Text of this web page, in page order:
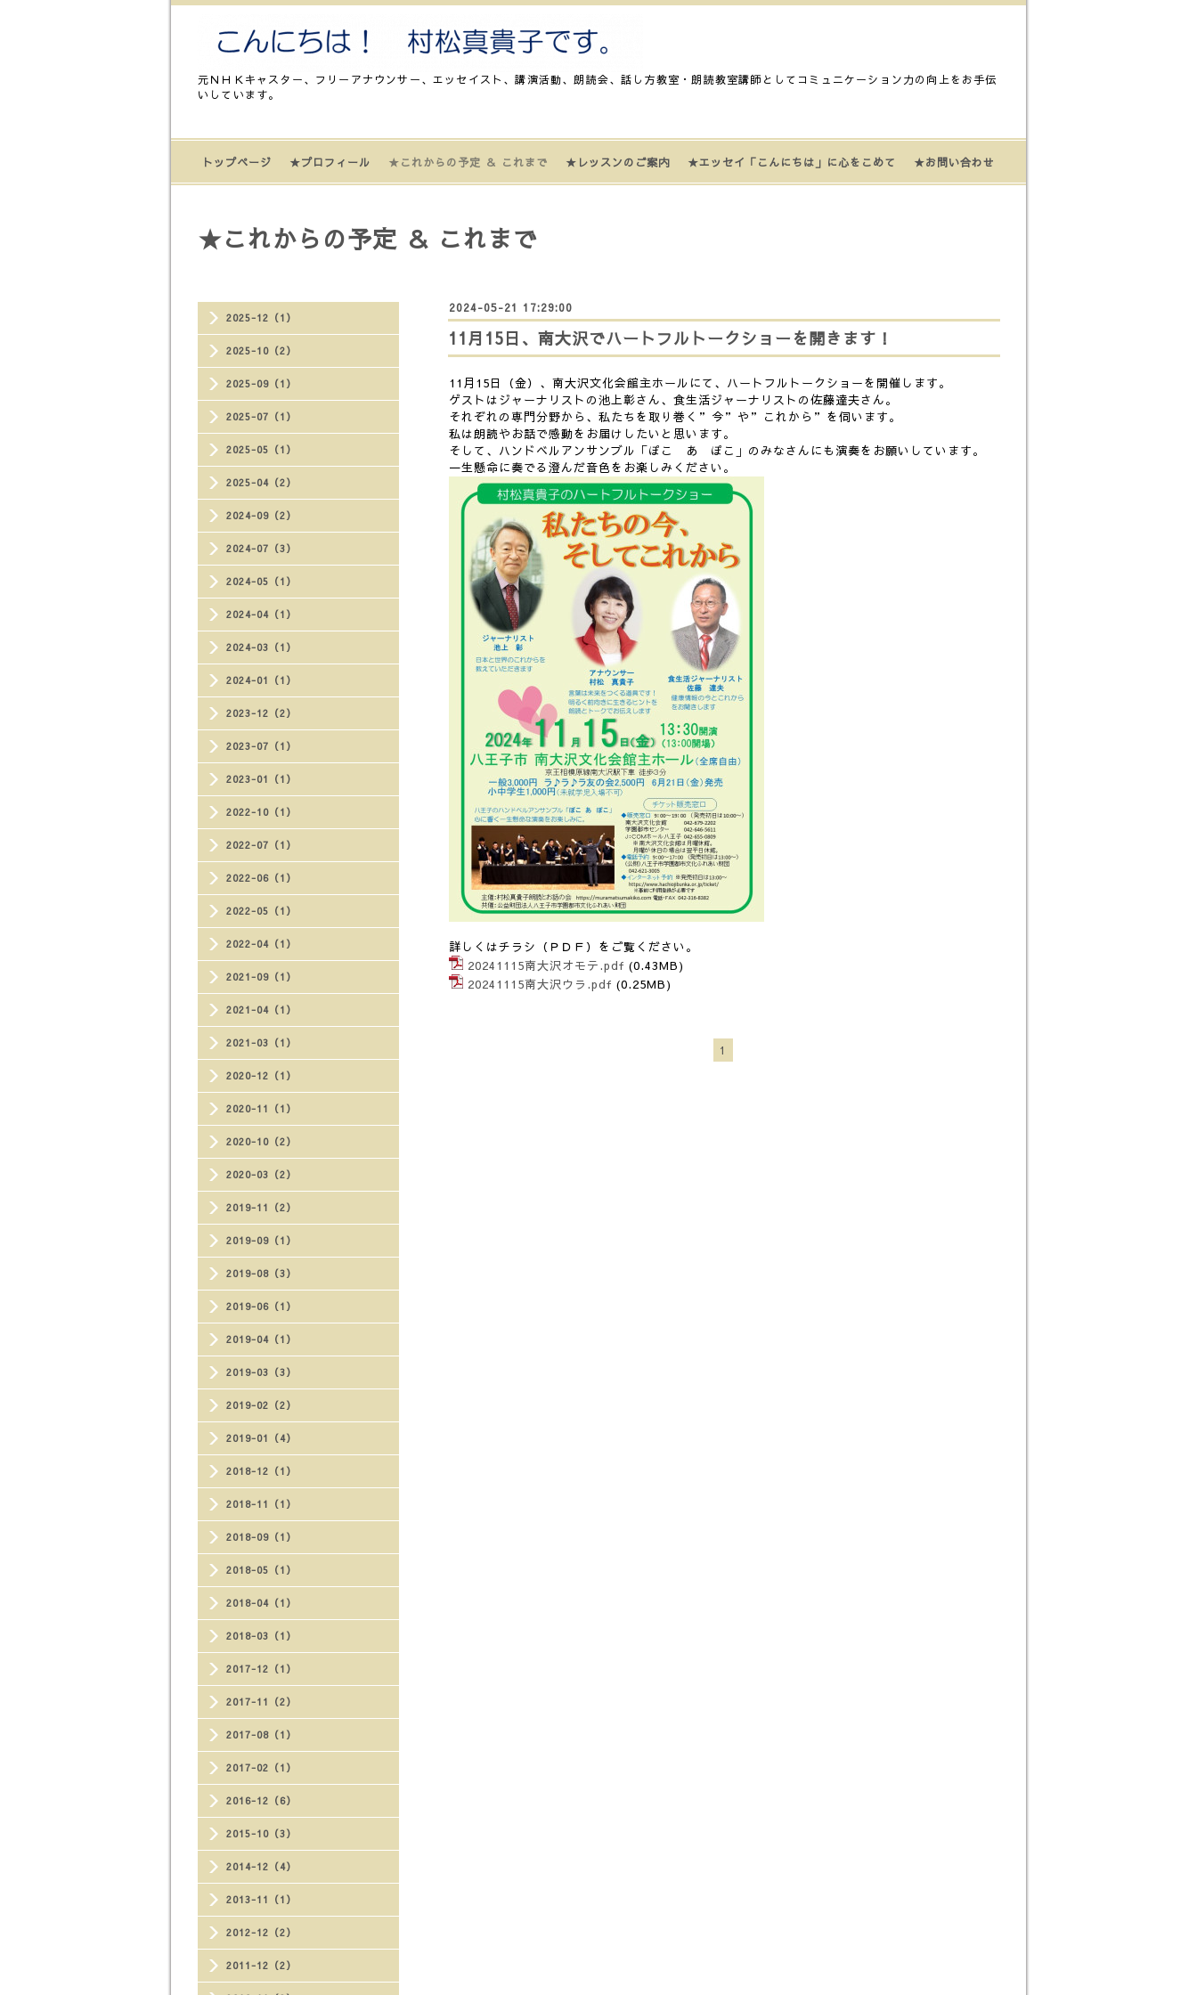
元ＮＨＫキャスター、フリーアナウンサー、エッセイスト、講演活動、朗読会、話し方教室・朗読教室講師としてコミュニケーション力の向上をお手伝
いしています。
トップページ ★プロフィール ★これからの予定 ＆ これまで ★レッスンのご案内 ★エッセイ「こんにちは」に心をこめて ★お問い合わせ
2025-12（1）
2025-10（2）
2025-09（1）
2025-07（1）
2025-05（1）
2025-04（2）
2024-09（2）
2024-07（3）
2024-05（1）
2024-04（1）
2024-03（1）
2024-01（1）
2023-12（2）
2023-07（1）
2023-01（1）
2022-10（1）
2022-07（1）
2022-06（1）
2022-05（1）
2022-04（1）
2021-09（1）
2021-04（1）
2021-03（1）
2020-12（1）
2020-11（1）
2020-10（2）
2020-03（2）
2019-11（2）
2019-09（1）
2019-08（3）
2019-06（1）
2019-04（1）
2019-03（3）
2019-02（2）
2019-01（4）
2018-12（1）
2018-11（1）
2018-09（1）
2018-05（1）
2018-04（1）
2018-03（1）
2017-12（1）
2017-11（2）
2017-08（1）
2017-02（1）
2016-12（6）
2015-10（3）
2014-12（4）
2013-11（1）
2012-12（2）
2011-12（2）
★これからの予定 ＆ これまで
2024-05-21 17:29:00
11月15日、南大沢でハートフルトークショーを開きます！
11月15日（金）、南大沢文化会館主ホールにて、ハートフルトークショーを開催します。
ゲストはジャーナリストの池上彰さん、食生活ジャーナリストの佐藤達夫さん。
それぞれの専門分野から、私たちを取り巻く”今”や”これから”を伺います。
私は朗読やお話で感動をお届けしたいと思います。
そして、ハンドベルアンサンブル「ぽこ あ ぽこ」のみなさんにも演奏をお願いしています。
一生懸命に奏でる澄んだ音色をお楽しみください。
詳しくはチラシ（ＰＤＦ）をご覧ください。
20241115南大沢オモテ.pdf (0.43MB)
20241115南大沢ウラ.pdf (0.25MB)
1